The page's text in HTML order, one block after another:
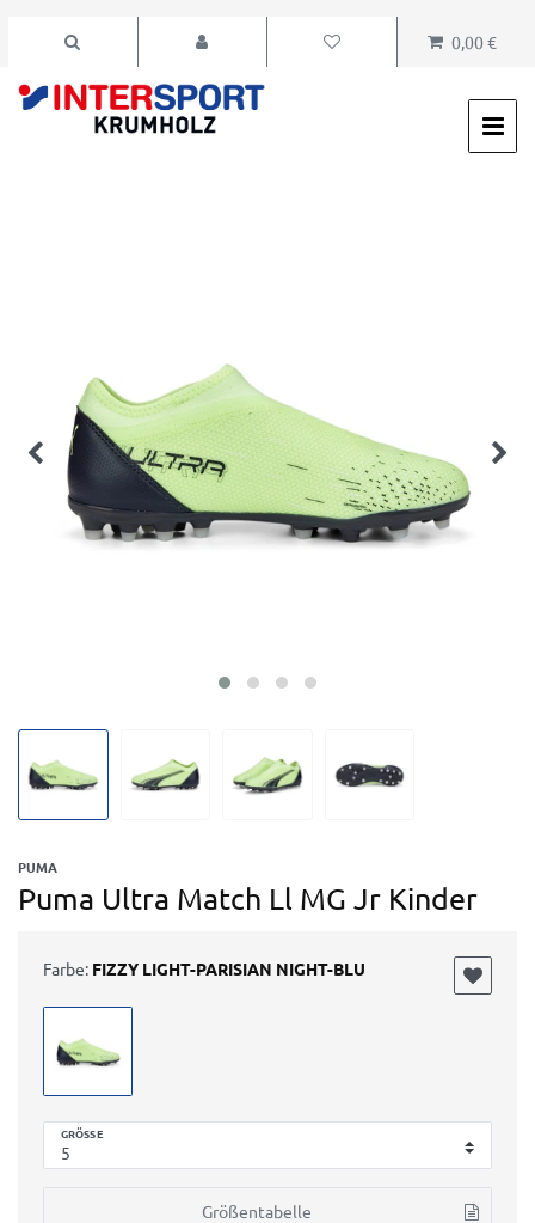
0,00 €
PUMA
Puma Ultra Match Ll MG Jr Kinder
GRÖSSE
Größentabelle
Farbe: FIZZY LIGHT-PARISIAN NIGHT-BLU